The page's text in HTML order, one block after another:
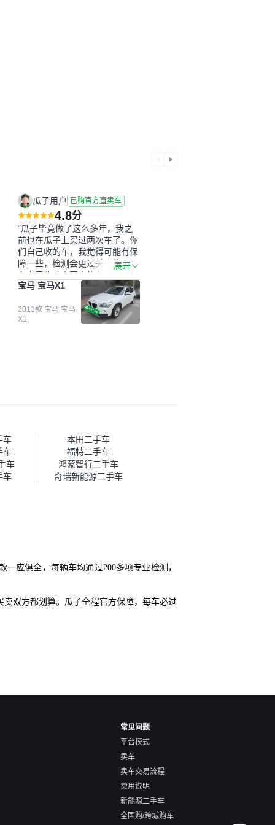
瓜子用户 已购官方直卖车
4.8分
“瓜子毕竟做了这么多年，我之
前也在瓜子上买过两次车了。你
们自己收的车，我觉得可能有保
障一些，检测会更过关一些。平
台自己收上来再卖的车，应该更
可靠。我买的是宝马X1，主要看
中它的价格和公里数比较合适。
另外，瓜子承诺无火烧、无事
故、无泡水、无调表，在平台自
帮我谈价。自营车我讲过价，最
后是通过花一块钱买优惠券的方
式，便宜了800块钱成交。”
展开
宝马 宝马X1
2013款 宝马 宝马
X1
车
本田二手车
车
福特二手车
车
鸿蒙智行二手车
车
奇瑞新能源二手车
应俱全，每辆车均通过200多项专业检测，
双方都划算。瓜子全程官方保障，每车必过
常见问题
平台模式
卖车
卖车交易流程
费用说明
新能源二手车
全国购/跨城购车